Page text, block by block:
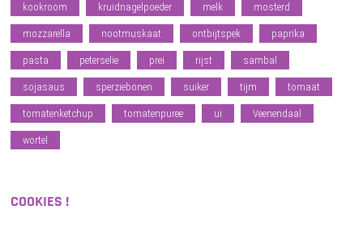
kookroom kruidnagelpoeder melk mosterd
mozzarella nootmuskaat ontbijtspek paprika
pasta peterselie prei rijst sambal
sojasaus sperziebonen suiker tijm tomaat
tomatenketchup tomatenpuree ui Veenendaal
wortel
COOKIES !